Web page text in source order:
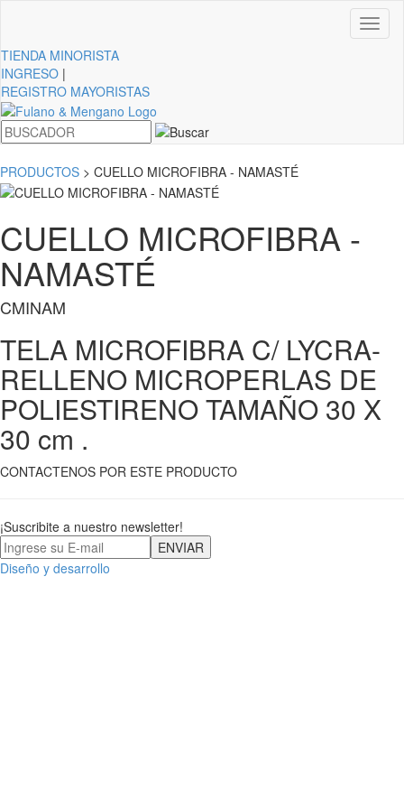
TIENDA MINORISTA
INGRESO |
REGISTRO MAYORISTAS
PRODUCTOS > CUELLO MICROFIBRA - NAMASTÉ
CUELLO MICROFIBRA -
NAMASTÉ
CMINAM
TELA MICROFIBRA C/ LYCRA-
RELLENO MICROPERLAS DE
POLIESTIRENO TAMAÑO 30 X
30 cm .
CONTACTENOS POR ESTE PRODUCTO
¡Suscribite a nuestro newsletter!
Diseño y desarrollo